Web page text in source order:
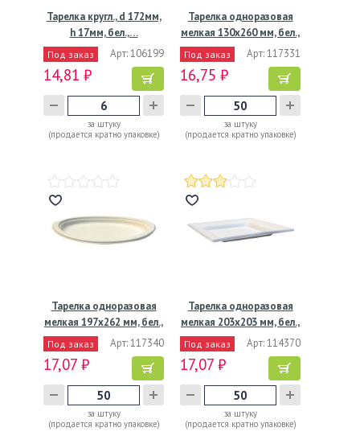
Тарелка кругл., d 172мм,
h 17мм, бел.,…
Под заказ Арт: 106199
14,81 ₽
за штуку
(продается кратно упаковке)
Тарелка одноразовая
мелкая 130х260 мм, бел.,
Под заказ Арт: 117331
16,75 ₽
за штуку
(продается кратно упаковке)
Тарелка одноразовая
мелкая 197х262 мм, бел.,
Под заказ Арт: 117340
17,07 ₽
за штуку
(продается кратно упаковке)
Тарелка одноразовая
мелкая 203x203 мм, бел.,
Под заказ Арт: 114370
17,07 ₽
за штуку
(продается кратно упаковке)